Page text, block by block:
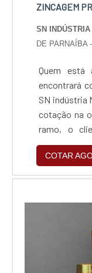
ZINCAGEM
SN
DE PARNAÍBA
Quem está
encontrará
SN indústria
cotação na
ramo, o
excelência e
sanar
zincagem
custo-
COTAR